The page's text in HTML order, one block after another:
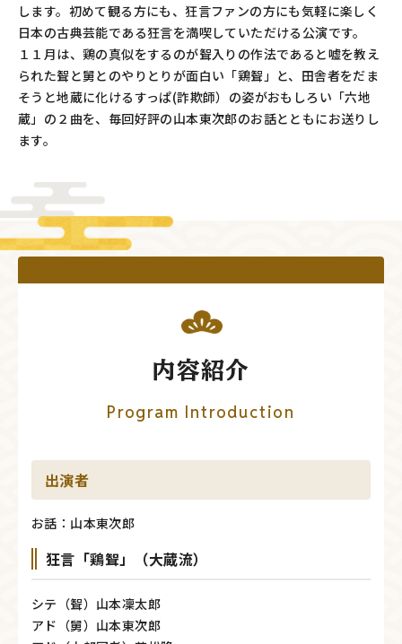
します。初めて観る方にも、狂言ファンの方にも気軽に楽しく
日本の古典芸能である狂言を満喫していただける公演です。
１１月は、鶏の真似をするのが聟入りの作法であると嘘を教え
られた聟と舅とのやりとりが面白い「鶏聟」と、田舎者をだま
そうと地蔵に化けるすっぱ(詐欺師）の姿がおもしろい「六地
蔵」の２曲を、毎回好評の山本東次郎のお話とともにお送りし
ます。
内容紹介
Program Introduction
出演者
お話：山本東次郎
狂言「鶏聟」（大蔵流）
シテ（聟）山本凜太郎
アド（舅）山本東次郎